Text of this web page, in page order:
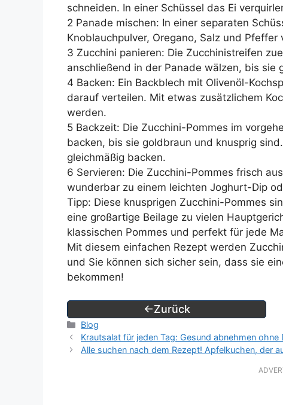
schneiden. In einer Schüssel das Ei
2 Panade mischen: In einer separaten
Knoblauchpulver, Oregano, Salz und Pfeffer
3 Zucchini panieren: Die Zucchinistreifen
anschließend in der Panade wälzen, bis sie
4 Backen: Ein Backblech mit Olivenöl-
darauf verteilen. Mit etwas zusätzlichem
werden.
5 Backzeit: Die Zucchini-Pommes im
backen, bis sie goldbraun und knusprig
gleichmäßig backen.
6 Servieren: Die Zucchini-Pommes frisch
wunderbar zu einem leichten Joghurt-Dip
Tipp: Diese knusprigen Zucchini-Pommes
eine großartige Beilage zu vielen
klassischen Pommes und perfekt für jede
Mit diesem einfachen Rezept werden
und Sie können sich sicher sein, dass sie
bekommen!
←Zurück
Kategorien
Blog
Krautsalat für jeden Tag: Gesund abnehmen ohne
Alle suchen nach dem Rezept! Apfelkuchen, der